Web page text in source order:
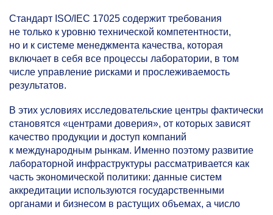
Стандарт ISO/IEC 17025 содержит требования
не только к уровню технической компетентности,
но и к системе менеджмента качества, которая
включает в себя все процессы лаборатории, в том
числе управление рисками и прослеживаемость
результатов.
В этих условиях исследовательские центры фактически
становятся «центрами доверия», от которых зависят
качество продукции и доступ компаний
к международным рынкам. Именно поэтому развитие
лабораторной инфраструктуры рассматривается как
часть экономической политики: данные систем
аккредитации используются государственными
органами и бизнесом в растущих объемах, а число